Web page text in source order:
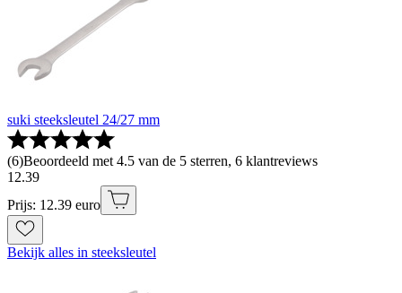
suki steeksleutel 24/27 mm
(6)Beoordeeld met 4.5 van de 5 sterren, 6 klantreviews
12.39
Prijs: 12.39 euro
Bekijk alles in steeksleutel